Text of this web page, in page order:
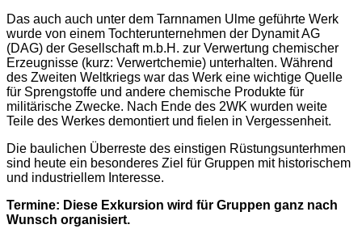
Das auch auch unter dem Tarnnamen Ulme geführte Werk
wurde von einem Tochterunternehmen der Dynamit AG
(DAG) der Gesellschaft m.b.H. zur Verwertung chemischer
Erzeugnisse (kurz: Verwertchemie) unterhalten. Während
des Zweiten Weltkriegs war das Werk eine wichtige Quelle
für Sprengstoffe und andere chemische Produkte für
militärische Zwecke. Nach Ende des 2WK wurden weite
Teile des Werkes demontiert und fielen in Vergessenheit.
Die baulichen Überreste des einstigen Rüstungsunterhmen
sind heute ein besonderes Ziel für Gruppen mit historischem
und industriellem Interesse.
Termine: Diese Exkursion wird für Gruppen ganz nach
Wunsch organisiert.